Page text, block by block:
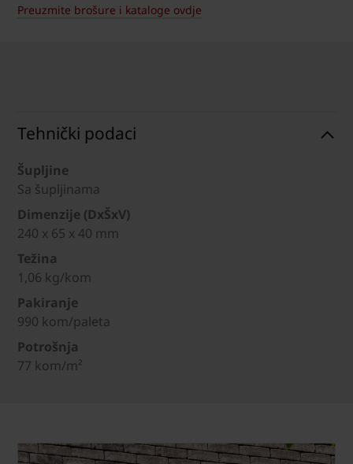
Preuzmite brošure i kataloge ovdje
Tehnički podaci
Šupljine
Sa šupljinama
Dimenzije (DxŠxV)
240 x 65 x 40 mm
Težina
1,06 kg/kom
Pakiranje
990 kom/paleta
Potrošnja
77 kom/m²